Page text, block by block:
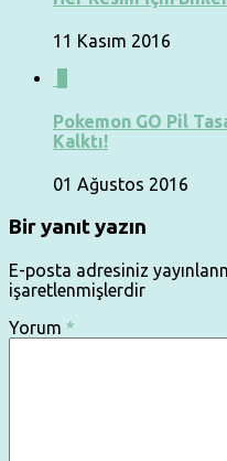
11 Kasım 2016
Pokemon GO Pil
Kalktı!
01 Ağustos 2016
Bir yanıt yazın
E-posta adresiniz
işaretlenmişlerdir
Yorum *